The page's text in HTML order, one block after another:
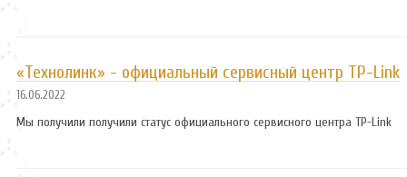
«Технолинк» - официальный сервисный центр TP-Link
16.06.2022
Мы получили получили статус официального сервисного центра TP-Link